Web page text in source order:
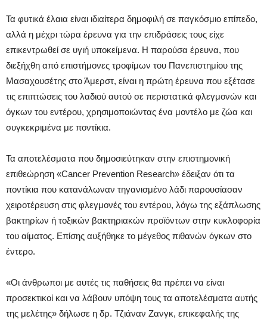
Τα φυτικά έλαια είναι ιδιαίτερα δημοφιλή σε παγκόσμιο επίπεδο,
αλλά η μέχρι τώρα έρευνα για την επιδράσεις τους είχε
επικεντρωθεί σε υγιή υποκείμενα. Η παρούσα έρευνα, που
διεξήχθη από επιστήμονες τροφίμων του Πανεπιστημίου της
Μασαχουσέτης στο Άμερστ, είναι η πρώτη έρευνα που εξέτασε
τις επιπτώσεις του λαδιού αυτού σε περιστατικά φλεγμονών και
όγκων του εντέρου, χρησιμοποιώντας ένα μοντέλο με ζώα και
συγκεκριμένα με ποντίκια.
Τα αποτελέσματα που δημοσιεύτηκαν στην επιστημονική
επιθεώρηση «Cancer Prevention Research» έδειξαν ότι τα
ποντίκια που κατανάλωναν τηγανισμένο λάδι παρουσίασαν
χειροτέρευση στις φλεγμονές του εντέρου, λόγω της εξάπλωσης
βακτηρίων ή τοξικών βακτηριακών προϊόντων στην κυκλοφορία
του αίματος. Επίσης αυξήθηκε το μέγεθος πιθανών όγκων στο
έντερο.
«Οι άνθρωποι με αυτές τις παθήσεις θα πρέπει να είναι
προσεκτικοί και να λάβουν υπόψη τους τα αποτελέσματα αυτής
της μελέτης» δήλωσε η δρ. Τζιάναν Ζανγκ, επικεφαλής της